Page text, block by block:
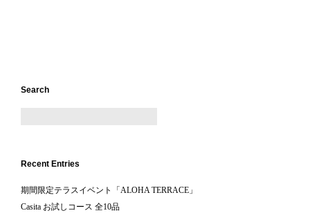
Search
Recent Entries
期間限定テラスイベント「ALOHA TERRACE」
Casita お試しコース 全10品